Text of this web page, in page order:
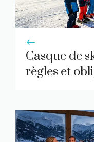
Casque de
règles et